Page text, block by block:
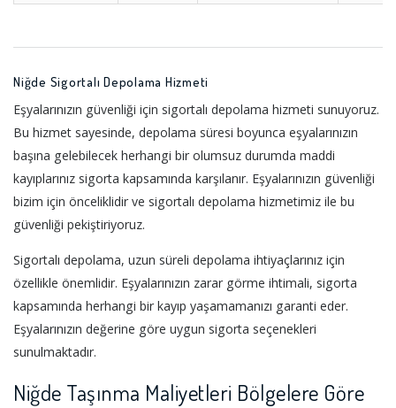
Niğde Sigortalı Depolama Hizmeti
Eşyalarınızın güvenliği için sigortalı depolama hizmeti sunuyoruz.
Bu hizmet sayesinde, depolama süresi boyunca eşyalarınızın
başına gelebilecek herhangi bir olumsuz durumda maddi
kayıplarınız sigorta kapsamında karşılanır. Eşyalarınızın güvenliği
bizim için önceliklidir ve sigortalı depolama hizmetimiz ile bu
güvenliği pekiştiriyoruz.
Sigortalı depolama, uzun süreli depolama ihtiyaçlarınız için
özellikle önemlidir. Eşyalarınızın zarar görme ihtimali, sigorta
kapsamında herhangi bir kayıp yaşamamanızı garanti eder.
Eşyalarınızın değerine göre uygun sigorta seçenekleri
sunulmaktadır.
Niğde Taşınma Maliyetleri Bölgelere Göre